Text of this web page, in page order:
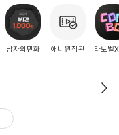
남자의만화 애니원작관 라노벨